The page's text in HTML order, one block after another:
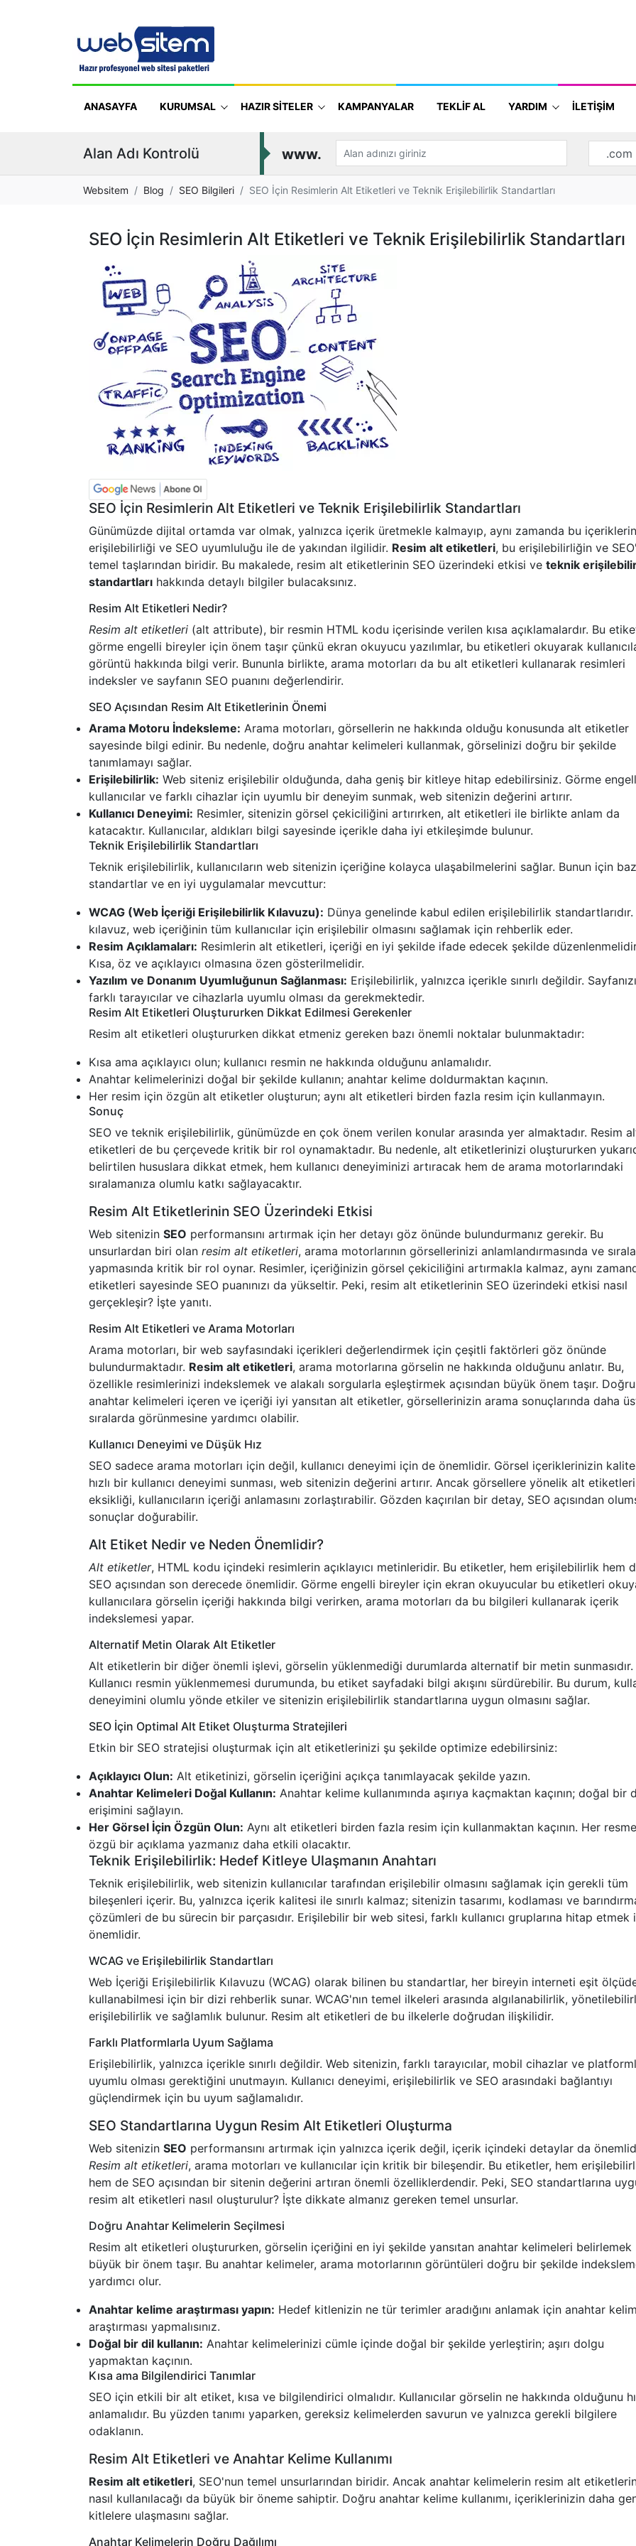
ANASAYFA KURUMSAL HAZIR SİTELER KAMPANYALAR TEKLİF AL YARDIM İLETİŞİM
Alan Adı Kontrolü www.
Websitem Blog SEO Bilgileri SEO İçin Resimlerin Alt Etiketleri ve Teknik Erişilebilirlik Standartları
SEO İçin Resimlerin Alt Etiketleri ve Teknik Erişilebilirlik Standartları
SEO İçin Resimlerin Alt Etiketleri ve Teknik Erişilebilirlik Standartları
Günümüzde dijital ortamda var olmak, yalnızca içerik üretmekle kalmayıp, aynı zamanda bu içeriklerin
erişilebilirliği ve SEO uyumluluğu ile de yakından ilgilidir. Resim alt etiketleri, bu erişilebilirliğin ve
temel taşlarından biridir. Bu makalede, resim alt etiketlerinin SEO üzerindeki etkisi ve teknik
standartları hakkında detaylı bilgiler bulacaksınız.
Resim Alt Etiketleri Nedir?
Resim alt etiketleri (alt attribute), bir resmin HTML kodu içerisinde verilen kısa açıklamalardır. Bu
görme engelli bireyler için önem taşır çünkü ekran okuyucu yazılımlar, bu etiketleri okuyarak
görüntü hakkında bilgi verir. Bununla birlikte, arama motorları da bu alt etiketleri kullanarak resimleri
indeksler ve sayfanın SEO puanını değerlendirir.
SEO Açısından Resim Alt Etiketlerinin Önemi
Arama Motoru İndeksleme: Arama motorları, görsellerin ne hakkında olduğu konusunda alt etiketler
sayesinde bilgi edinir. Bu nedenle, doğru anahtar kelimeleri kullanmak, görselinizi doğru bir şekilde
tanımlamayı sağlar.
Erişilebilirlik: Web siteniz erişilebilir olduğunda, daha geniş bir kitleye hitap edebilirsiniz. Görme
kullanıcılar ve farklı cihazlar için uyumlu bir deneyim sunmak, web sitenizin değerini artırır.
Kullanıcı Deneyimi: Resimler, sitenizin görsel çekiciliğini artırırken, alt etiketleri ile birlikte anlam da
katacaktır. Kullanıcılar, aldıkları bilgi sayesinde içerikle daha iyi etkileşimde bulunur.
Teknik Erişilebilirlik Standartları
Teknik erişilebilirlik, kullanıcıların web sitenizin içeriğine kolayca ulaşabilmelerini sağlar. Bunun için
standartlar ve en iyi uygulamalar mevcuttur:
WCAG (Web İçeriği Erişilebilirlik Kılavuzu): Dünya genelinde kabul edilen erişilebilirlik standartlarıdır.
kılavuz, web içeriğinin tüm kullanıcılar için erişilebilir olmasını sağlamak için rehberlik eder.
Resim Açıklamaları: Resimlerin alt etiketleri, içeriği en iyi şekilde ifade edecek şekilde
Kısa, öz ve açıklayıcı olmasına özen gösterilmelidir.
Yazılım ve Donanım Uyumluğunun Sağlanması: Erişilebilirlik, yalnızca içerikle sınırlı değildir.
farklı tarayıcılar ve cihazlarla uyumlu olması da gerekmektedir.
Resim Alt Etiketleri Oluştururken Dikkat Edilmesi Gerekenler
Resim alt etiketleri oluştururken dikkat etmeniz gereken bazı önemli noktalar bulunmaktadır:
Kısa ama açıklayıcı olun; kullanıcı resmin ne hakkında olduğunu anlamalıdır.
Anahtar kelimelerinizi doğal bir şekilde kullanın; anahtar kelime doldurmaktan kaçının.
Her resim için özgün alt etiketler oluşturun; aynı alt etiketleri birden fazla resim için kullanmayın.
Sonuç
SEO ve teknik erişilebilirlik, günümüzde en çok önem verilen konular arasında yer almaktadır. Resim
etiketleri de bu çerçevede kritik bir rol oynamaktadır. Bu nedenle, alt etiketlerinizi oluştururken
belirtilen hususlara dikkat etmek, hem kullanıcı deneyiminizi artıracak hem de arama motorlarındaki
sıralamanıza olumlu katkı sağlayacaktır.
Resim Alt Etiketlerinin SEO Üzerindeki Etkisi
Web sitenizin SEO performansını artırmak için her detayı göz önünde bulundurmanız gerekir. Bu
unsurlardan biri olan resim alt etiketleri, arama motorlarının görsellerinizi anlamlandırmasında ve
yapmasında kritik bir rol oynar. Resimler, içeriğinizin görsel çekiciliğini artırmakla kalmaz, aynı
etiketleri sayesinde SEO puanınızı da yükseltir. Peki, resim alt etiketlerinin SEO üzerindeki etkisi nasıl
gerçekleşir? İşte yanıtı.
Resim Alt Etiketleri ve Arama Motorları
Arama motorları, bir web sayfasındaki içerikleri değerlendirmek için çeşitli faktörleri göz önünde
bulundurmaktadır. Resim alt etiketleri, arama motorlarına görselin ne hakkında olduğunu anlatır. Bu,
özellikle resimlerinizi indekslemek ve alakalı sorgularla eşleştirmek açısından büyük önem taşır. Doğru
anahtar kelimeleri içeren ve içeriği iyi yansıtan alt etiketler, görsellerinizin arama sonuçlarında daha
sıralarda görünmesine yardımcı olabilir.
Kullanıcı Deneyimi ve Düşük Hız
SEO sadece arama motorları için değil, kullanıcı deneyimi için de önemlidir. Görsel içeriklerinizin
hızlı bir kullanıcı deneyimi sunması, web sitenizin değerini artırır. Ancak görsellere yönelik alt
eksikliği, kullanıcıların içeriği anlamasını zorlaştırabilir. Gözden kaçırılan bir detay, SEO açısından
sonuçlar doğurabilir.
Alt Etiket Nedir ve Neden Önemlidir?
Alt etiketler, HTML kodu içindeki resimlerin açıklayıcı metinleridir. Bu etiketler, hem erişilebilirlik hem
SEO açısından son derecede önemlidir. Görme engelli bireyler için ekran okuyucular bu etiketleri
kullanıcılara görselin içeriği hakkında bilgi verirken, arama motorları da bu bilgileri kullanarak içerik
indekslemesi yapar.
Alternatif Metin Olarak Alt Etiketler
Alt etiketlerin bir diğer önemli işlevi, görselin yüklenmediği durumlarda alternatif bir metin sunmasıdır.
Kullanıcı resmin yüklenmemesi durumunda, bu etiket sayfadaki bilgi akışını sürdürebilir. Bu durum,
deneyimini olumlu yönde etkiler ve sitenizin erişilebilirlik standartlarına uygun olmasını sağlar.
SEO İçin Optimal Alt Etiket Oluşturma Stratejileri
Etkin bir SEO stratejisi oluşturmak için alt etiketlerinizi şu şekilde optimize edebilirsiniz:
Açıklayıcı Olun: Alt etiketinizi, görselin içeriğini açıkça tanımlayacak şekilde yazın.
Anahtar Kelimeleri Doğal Kullanın: Anahtar kelime kullanımında aşırıya kaçmaktan kaçının; doğal bir
erişimini sağlayın.
Her Görsel İçin Özgün Olun: Aynı alt etiketleri birden fazla resim için kullanmaktan kaçının. Her resme
özgü bir açıklama yazmanız daha etkili olacaktır.
Teknik Erişilebilirlik: Hedef Kitleye Ulaşmanın Anahtarı
Teknik erişilebilirlik, web sitenizin kullanıcılar tarafından erişilebilir olmasını sağlamak için gerekli tüm
bileşenleri içerir. Bu, yalnızca içerik kalitesi ile sınırlı kalmaz; sitenizin tasarımı, kodlaması ve
çözümleri de bu sürecin bir parçasıdır. Erişilebilir bir web sitesi, farklı kullanıcı gruplarına hitap etmek
önemlidir.
WCAG ve Erişilebilirlik Standartları
Web İçeriği Erişilebilirlik Kılavuzu (WCAG) olarak bilinen bu standartlar, her bireyin interneti eşit
kullanabilmesi için bir dizi rehberlik sunar. WCAG'nın temel ilkeleri arasında algılanabilirlik,
erişilebilirlik ve sağlamlık bulunur. Resim alt etiketleri de bu ilkelerle doğrudan ilişkilidir.
Farklı Platformlarla Uyum Sağlama
Erişilebilirlik, yalnızca içerikle sınırlı değildir. Web sitenizin, farklı tarayıcılar, mobil cihazlar ve
uyumlu olması gerektiğini unutmayın. Kullanıcı deneyimi, erişilebilirlik ve SEO arasındaki bağlantıyı
güçlendirmek için bu uyum sağlamalıdır.
SEO Standartlarına Uygun Resim Alt Etiketleri Oluşturma
Web sitenizin SEO performansını artırmak için yalnızca içerik değil, içerik içindeki detaylar da
Resim alt etiketleri, arama motorları ve kullanıcılar için kritik bir bileşendir. Bu etiketler, hem
hem de SEO açısından bir sitenin değerini artıran önemli özelliklerdendir. Peki, SEO standartlarına
resim alt etiketleri nasıl oluşturulur? İşte dikkate almanız gereken temel unsurlar.
Doğru Anahtar Kelimelerin Seçilmesi
Resim alt etiketleri oluştururken, görselin içeriğini en iyi şekilde yansıtan anahtar kelimeleri belirlemek
büyük bir önem taşır. Bu anahtar kelimeler, arama motorlarının görüntüleri doğru bir şekilde
yardımcı olur.
Anahtar kelime araştırması yapın: Hedef kitlenizin ne tür terimler aradığını anlamak için anahtar
araştırması yapmalısınız.
Doğal bir dil kullanın: Anahtar kelimelerinizi cümle içinde doğal bir şekilde yerleştirin; aşırı dolgu
yapmaktan kaçının.
Kısa ama Bilgilendirici Tanımlar
SEO için etkili bir alt etiket, kısa ve bilgilendirici olmalıdır. Kullanıcılar görselin ne hakkında olduğunu
anlamalıdır. Bu yüzden tanımı yaparken, gereksiz kelimelerden savurun ve yalnızca gerekli bilgilere
odaklanın.
Resim Alt Etiketleri ve Anahtar Kelime Kullanımı
Resim alt etiketleri, SEO'nun temel unsurlarından biridir. Ancak anahtar kelimelerin resim alt
nasıl kullanılacağı da büyük bir öneme sahiptir. Doğru anahtar kelime kullanımı, içeriklerinizin daha
kitlelere ulaşmasını sağlar.
Anahtar Kelimelerin Doğru Dağılımı